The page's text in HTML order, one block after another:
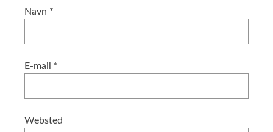
Navn *
E-mail *
Websted